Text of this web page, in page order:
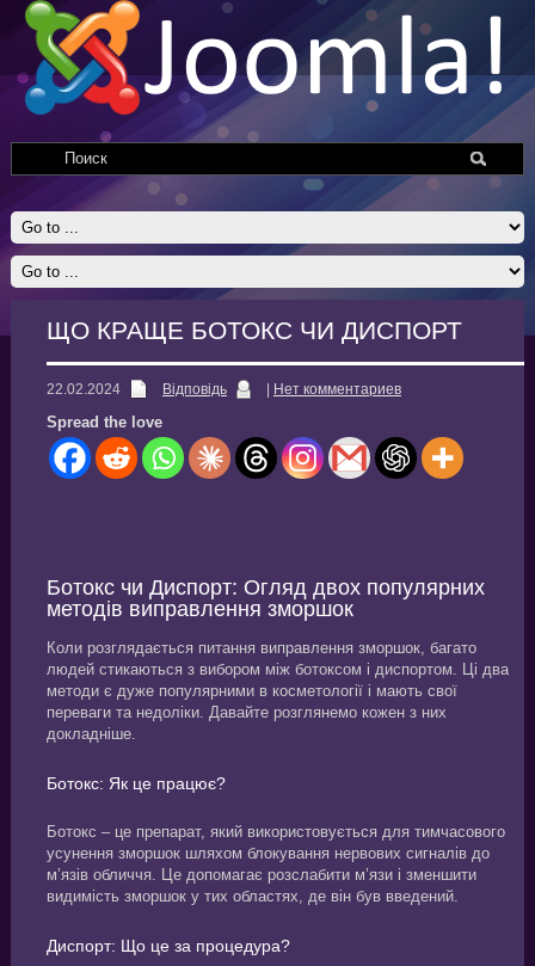
ЩО КРАЩЕ БОТОКС ЧИ ДИСПОРТ
22.02.2024 Відповідь Нет комментариев
Spread the love
Ботокс чи Диспорт: Огляд двох популярних
методів виправлення зморшок
Коли розглядається питання виправлення зморшок, багато
людей стикаються з вибором між ботоксом і диспортом. Ці два
методи є дуже популярними в косметології і мають свої
переваги та недоліки. Давайте розглянемо кожен з них
докладніше.
Ботокс: Як це працює?
Ботокс – це препарат, який використовується для тимчасового
усунення зморшок шляхом блокування нервових сигналів до
м’язів обличчя. Це допомагає розслабити м’язи і зменшити
видимість зморшок у тих областях, де він був введений.
Диспорт: Що це за процедура?